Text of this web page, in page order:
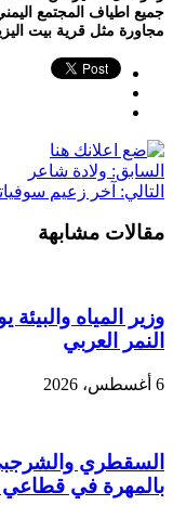
جميع اطياف المجتمع
مجاورة مثل قرية بيت
السابق: ولادة شاعر
التالي: آخر زعيم
مقالات مشابهة
وزير المياه
النمر العربي
6 أغسطس، 2026
السقطري
بالمهرة في قطاعي